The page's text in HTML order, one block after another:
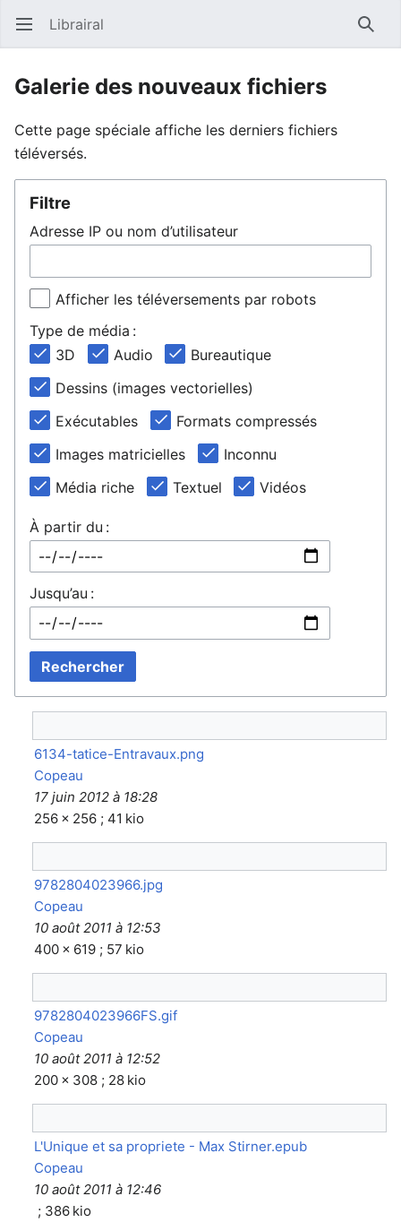
Ouvrir le menu principal Librairal
Galerie des nouveaux fichiers
Cette page spéciale affiche les derniers fichiers
téléversés.
Filtre
Adresse IP ou nom d’utilisateur
Afficher les téléversements par robots
Type de média :
3D
Audio
Bureautique
Dessins (images vectorielles)
Exécutables
Formats compressés
Images matricielles
Inconnu
Média riche
Textuel Vidéos
À partir du :
Jusqu’au :
Rechercher
6134-tatice-Entravaux.png
Copeau
17 juin 2012 à 18:28
256 × 256 ; 41 kio
9782804023966.jpg
Copeau
10 août 2011 à 12:53
400 × 619 ; 57 kio
9782804023966FS.gif
Copeau
10 août 2011 à 12:52
200 × 308 ; 28 kio
L'Unique et sa propriete - Max Stirner.epub
Copeau
10 août 2011 à 12:46
; 386 kio